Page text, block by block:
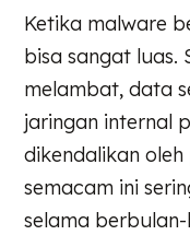
Ketika malware
bisa sangat luas.
melambat, data
jaringan internal
dikendalikan
semacam ini
selama